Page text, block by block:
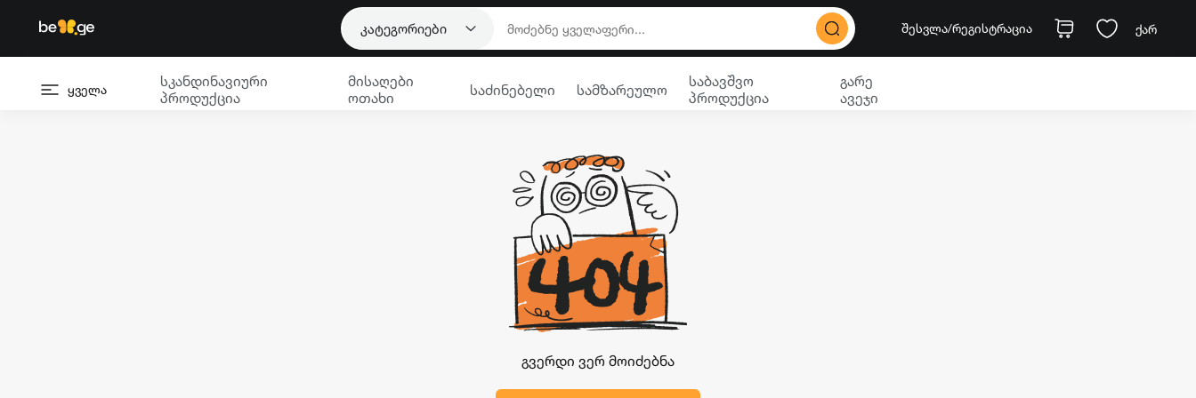
კატეგორიები შესვლა/რეგისტრაცია ქარ
ყველა
სკანდინავიური
პროდუქცია
მისაღები
ოთახი
საძინებელი სამზარეულო
საბავშვო
პროდუქცია
გარე
ავეჯი
გვერდი ვერ მოიძებნა